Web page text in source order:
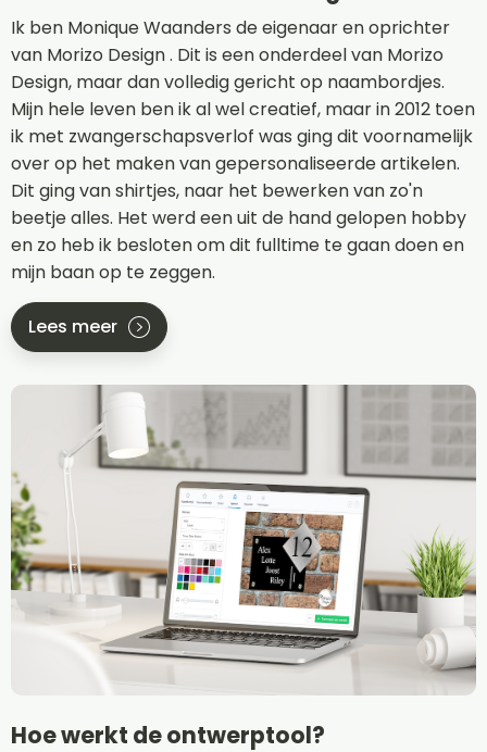
Ik ben Monique Waanders de eigenaar en oprichter
van Morizo Design . Dit is een onderdeel van Morizo
Design, maar dan volledig gericht op naambordjes.
Mijn hele leven ben ik al wel creatief, maar in 2012 toen
ik met zwangerschapsverlof was ging dit voornamelijk
over op het maken van gepersonaliseerde artikelen.
Dit ging van shirtjes, naar het bewerken van zo'n
beetje alles. Het werd een uit de hand gelopen hobby
en zo heb ik besloten om dit fulltime te gaan doen en
mijn baan op te zeggen.
Lees meer
Hoe werkt de ontwerptool?